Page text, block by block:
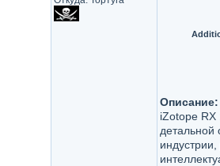
Описание:
iZotope RX
детальной